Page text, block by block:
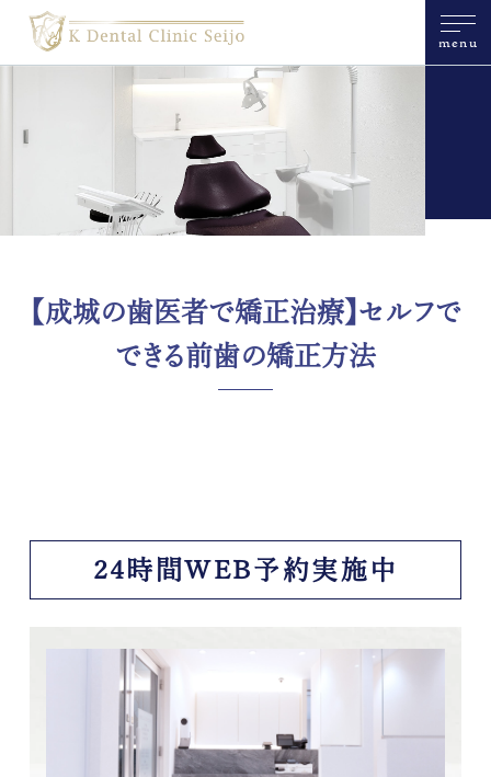
menu
【成城の歯医者で矯正治療】セルフで
できる前歯の矯正方法
24時間WEB予約実施中